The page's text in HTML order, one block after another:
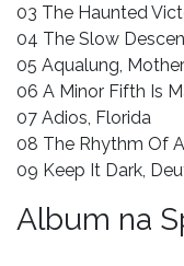
03 The Haunted
04 The Slow
05 Aqualung,
06 A Minor Fifth Is
07 Adios, Florida
08 The Rhythm Of
09 Keep It Dark,
Album na